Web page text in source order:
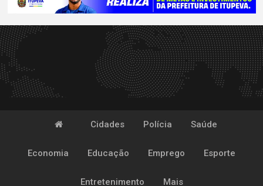
Cidades Polícia Saúde
Economia Educação Emprego Esporte
Entretenimento Mais